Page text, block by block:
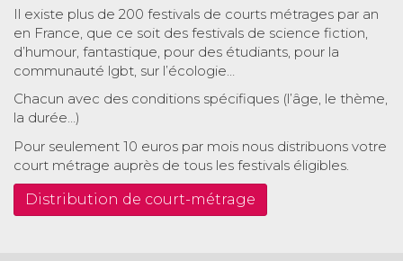
Il existe plus de 200 festivals de courts métrages par an
en France, que ce soit des festivals de science fiction,
d’humour, fantastique, pour des étudiants, pour la
communauté lgbt, sur l’écologie…
Chacun avec des conditions spécifiques (l’âge, le thème,
la durée…)
Pour seulement 10 euros par mois nous distribuons votre
court métrage auprès de tous les festivals éligibles.
Distribution de court-métrage